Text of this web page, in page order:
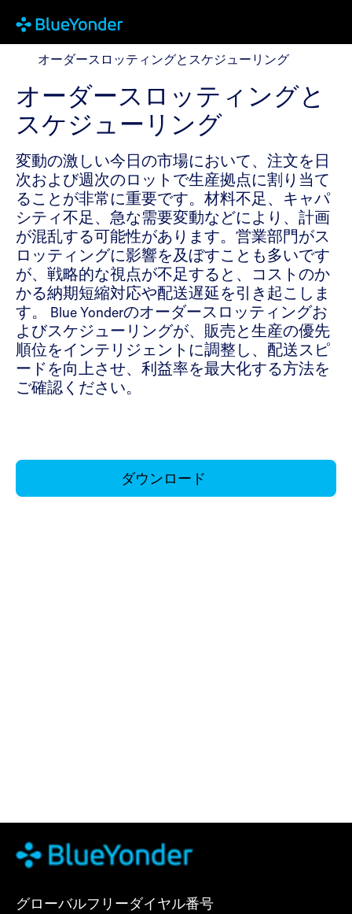
オーダースロッティングとスケジューリング
オーダースロッティングとスケジューリング
オーダースロッティングと
スケジューリング
変動の激しい今日の市場において、注文を日
次および週次のロットで生産拠点に割り当て
ることが非常に重要です。材料不足、キャパ
シティ不足、急な需要変動などにより、計画
が混乱する可能性があります。営業部門がス
ロッティングに影響を及ぼすことも多いです
が、戦略的な視点が不足すると、コストのか
かる納期短縮対応や配送遅延を引き起こしま
す。 Blue Yonderのオーダースロッティングお
よびスケジューリングが、販売と生産の優先
順位をインテリジェントに調整し、配送スピ
ードを向上させ、利益率を最大化する方法を
ご確認ください。
ダウンロード
グローバルフリーダイヤル番号